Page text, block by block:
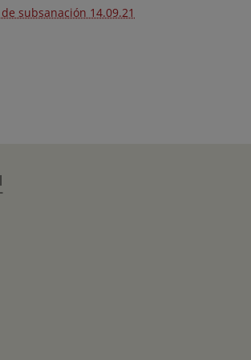
subsanación 14.09.21